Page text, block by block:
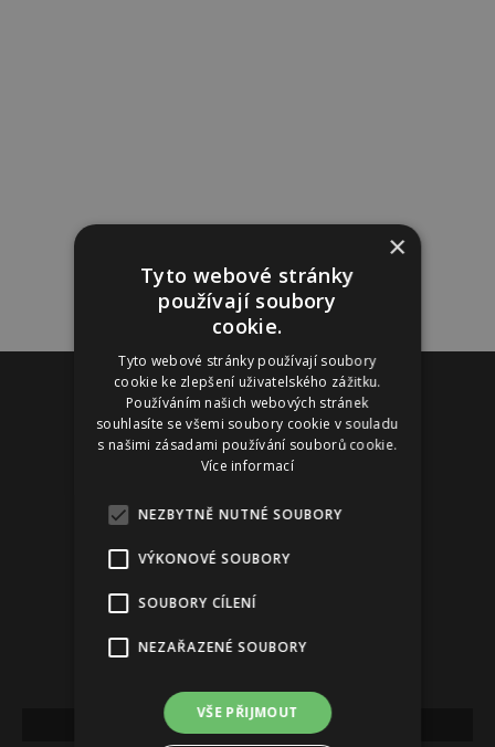
Reklama
NEJNOVĚJŠÍ VYDÁNÍ
×
Tyto webové stránky
používají soubory
cookie.
Tyto webové stránky používají soubory
cookie ke zlepšení uživatelského zážitku.
Používáním našich webových stránek
souhlasíte se všemi soubory cookie v souladu
s našimi zásadami používání souborů cookie.
Více informací
NEZBYTNĚ NUTNÉ SOUBORY
VÝKONOVÉ SOUBORY
SOUBORY CÍLENÍ
NEZAŘAZENÉ SOUBORY
VŠE PŘIJMOUT